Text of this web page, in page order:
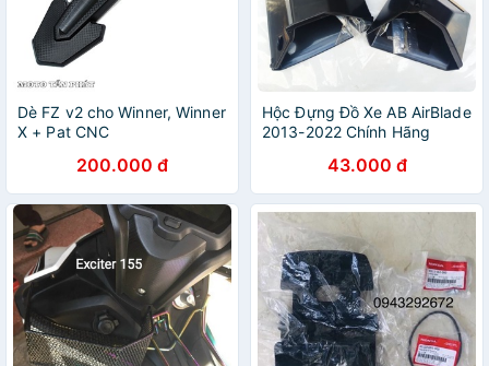
Dè FZ v2 cho Winner, Winner
X + Pat CNC
200.000 đ
Hộc Đựng Đồ Xe AB AirBlade
2013-2022 Chính Hãng
43.000 đ